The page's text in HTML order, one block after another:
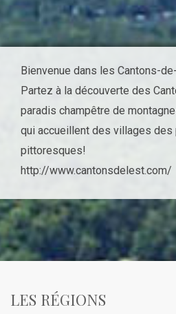
Bienvenue dans les Cantons-
Partez à la découverte des
paradis champêtre de
qui accueillent des villages des
pittoresques!
http://www.cantonsdelest.com/
LES RÉGIONS